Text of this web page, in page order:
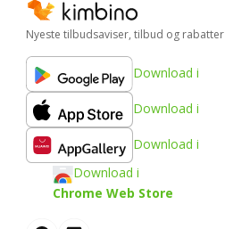
Nyeste tilbudsaviser, tilbud og rabatter
Download i
Download i
Download i
Download i
Chrome Web Store